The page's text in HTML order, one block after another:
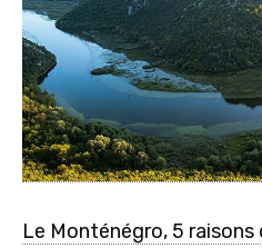
Le Monténégro, 5